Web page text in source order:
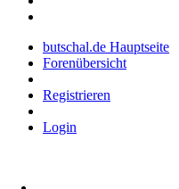
butschal.de Hauptseite
Forenübersicht
Registrieren
Login